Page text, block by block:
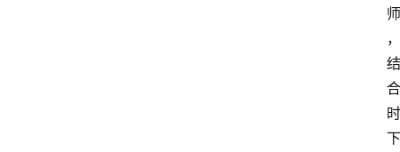
师
，
结
合
时
下